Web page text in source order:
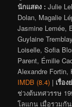
นักแสดง : Julie
Dolan, Magalie
Jasmine Lemée,
Guylaine
Loiselle, Sofia
Parent, Émilie
Alexandre Fortin,
IMDB (8.4) | เรื่อง
ช่วงต้นทศวรรษ
โลแกน เมื่อรวมกั